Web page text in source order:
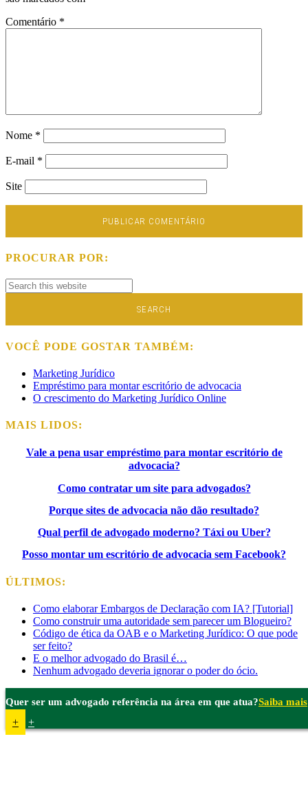
Comentário *
Nome *
E-mail *
Site
PROCURAR POR:
VOCÊ PODE GOSTAR TAMBÉM:
Marketing Jurídico
Empréstimo para montar escritório de advocacia
O crescimento do Marketing Jurídico Online
MAIS LIDOS:
Vale a pena usar empréstimo para montar escritório de
advocacia?
Como contratar um site para advogados?
Porque sites de advocacia não dão resultado?
Qual perfil de advogado moderno? Táxi ou Uber?
Posso montar um escritório de advocacia sem Facebook?
ÚLTIMOS:
Como elaborar Embargos de Declaração com IA? [Tutorial]
Como construir uma autoridade sem parecer um Blogueiro?
Código de ética da OAB e o Marketing Jurídico: O que pode
ser feito?
E o melhor advogado do Brasil é…
Nenhum advogado deveria ignorar o poder do ócio.
Quer ser um advogado referência na área em que atua?Saiba mais
+ +